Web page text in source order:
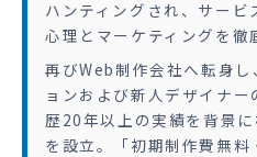
ハンティングされ、サービ
心理とマーケティングを徹
再びWeb制作会社へ転身
ョンおよび新人デザイナ
歴20年以上の実績を背景
を設立。「初期制作費無料